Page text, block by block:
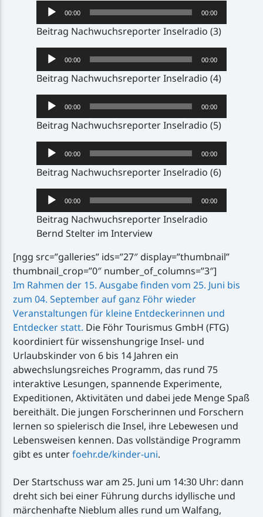
Audio-
Player
00:00 00:00
Beitrag Nachwuchsreporter Inselradio (3)
Audio-
Player
00:00 00:00
Beitrag Nachwuchsreporter Inselradio (4)
Audio-
Player
00:00 00:00
Beitrag Nachwuchsreporter Inselradio (5)
Audio-
Player
00:00 00:00
Beitrag Nachwuchsreporter Inselradio (6)
Audio-
Player
00:00 00:00
Beitrag Nachwuchsreporter Inselradio
Bernd Stelter im Interview
[ngg src=”galleries” ids=”27″ display=”thumbnail”
thumbnail_crop=”0″ number_of_columns=”3″]
Im Rahmen der 15. Ausgabe finden vom 25. Juni bis
zum 04. September auf ganz Föhr wieder
Veranstaltungen für kleine Entdeckerinnen und
Entdecker statt. Die Föhr Tourismus GmbH (FTG)
koordiniert für wissenshungrige Insel- und
Urlaubskinder von 6 bis 14 Jahren ein
abwechslungsreiches Programm, das rund 75
interaktive Lesungen, spannende Experimente,
Expeditionen, Aktivitäten und dabei jede Menge Spaß
bereithält. Die jungen Forscherinnen und Forschern
lernen so spielerisch die Insel, ihre Lebewesen und
Lebensweisen kennen. Das vollständige Programm
gibt es unterfoehr.de/kinder-uni.
Der Startschuss war am 25. Juni um 14:30 Uhr: dann
dreht sich bei einer Führung durchs idyllische und
märchenhafte Nieblum alles rund um Walfang,